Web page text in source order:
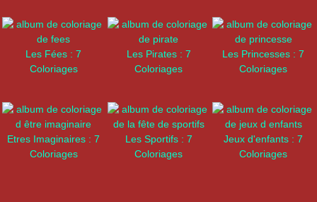
Les Fées : 7
Coloriages
Les Pirates : 7
Coloriages
Les Princesses : 7
Coloriages
Etres Imaginaires : 7
Coloriages
Les Sportifs : 7
Coloriages
Jeux d'enfants : 7
Coloriages